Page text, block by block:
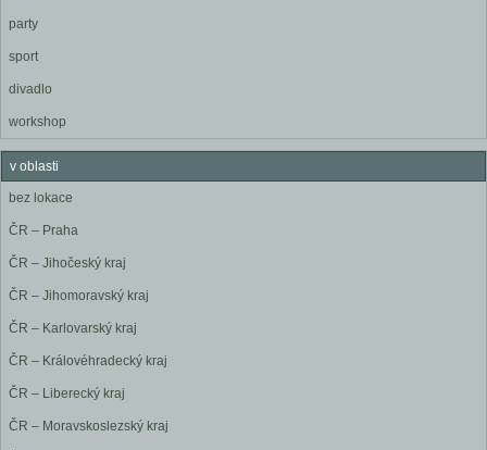
party
sport
divadlo
workshop
v oblasti
bez lokace
ČR – Praha
ČR – Jihočeský kraj
ČR – Jihomoravský kraj
ČR – Karlovarský kraj
ČR – Královéhradecký kraj
ČR – Liberecký kraj
ČR – Moravskoslezský kraj